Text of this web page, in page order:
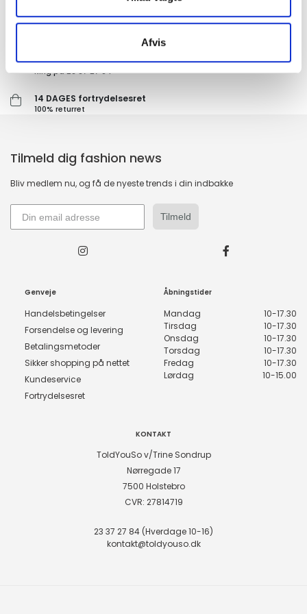
Afvis
HURTIG LEVERING 1-3 HVERDAGE
KUNDESERVICE & SUPPORT
Ring på 23 37 27 84
14 DAGES fortrydelsesret
100% returret
Tilmeld dig fashion news
Bliv medlem nu, og få de nyeste trends i din indbakke
Tilmeld
Genveje
Handelsbetingelser
Forsendelse og levering
Betalingsmetoder
Sikker shopping på nettet
Kundeservice
Fortrydelsesret
Åbningstider
Mandag
10-17.30
Tirsdag
10-17.30
Onsdag
10-17.30
Torsdag
10-17.30
Fredag
10-17.30
Lørdag
10-15.00
KONTAKT
ToldYouSo v/Trine Sondrup
Nørregade 17
7500 Holstebro
CVR: 27814719
23 37 27 84 (Hverdage 10-16)
kontakt@toldyouso.dk